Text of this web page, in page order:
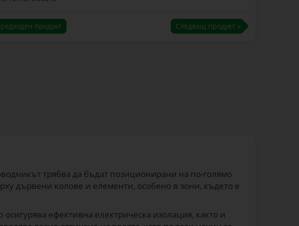
продукт Следващ продукт »
трябва да бъдат позиционирани на по-голямо
дървени колове и елементи, особено в зони, където е
ефективна електрическа изолация, както и